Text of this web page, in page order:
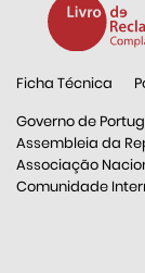
Ficha Técnica
Governo de
Assembleia da
Associação
Comunidade